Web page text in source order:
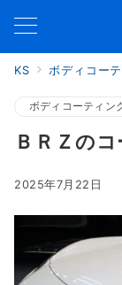
KS ボディコー
ボディコーティン
ＢＲＺの
2025年7月22日